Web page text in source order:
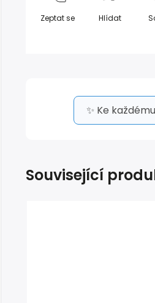
Zeptat se Hlídat
✨ Ke
Související